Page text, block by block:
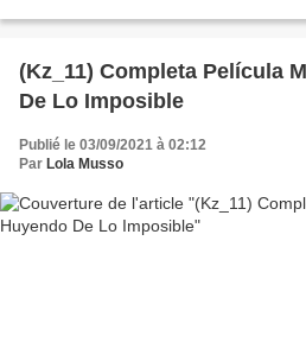
(Kz_11) Completa Película
De Lo Imposible
Publié le 03/09/2021 à 02:12
Par Lola Musso